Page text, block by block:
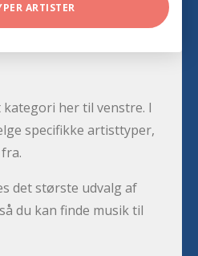
ARTISTER
her til venstre. I
specifikke artisttyper,
det største udvalg af
du kan finde musik til